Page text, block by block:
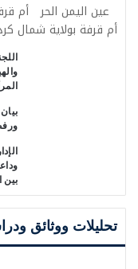
عين اليمن الحر أم
أم قرفة بولاية شمال
بين
تحليلات ووثائق